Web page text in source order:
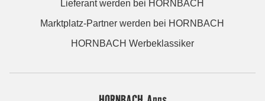
Lieferant werden bei HORNBACH
Marktplatz-Partner werden bei HORNBACH
HORNBACH Werbeklassiker